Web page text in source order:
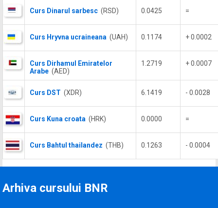
Curs Dinarul sarbesc (RSD) 0.0425 =
Curs Hryvna ucraineana (UAH) 0.1174 + 0.0002
Curs Dirhamul Emiratelor
Arabe (AED)
1.2719 + 0.0007
Curs DST (XDR) 6.1419 - 0.0028
Curs Kuna croata (HRK) 0.0000 =
Curs Bahtul thailandez (THB) 0.1263 - 0.0004
Arhiva cursului BNR